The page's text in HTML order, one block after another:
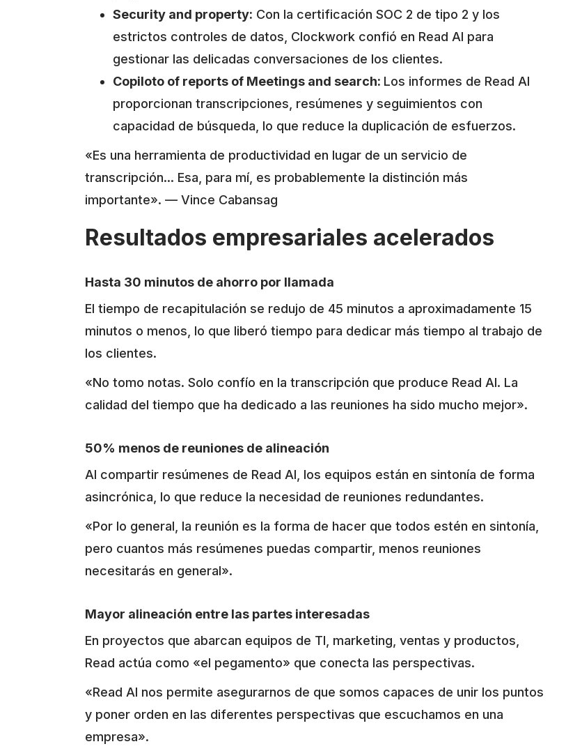
Security and property: Con la certificación SOC 2 de tipo 2 y los
estrictos controles de datos, Clockwork confió en Read AI para
gestionar las delicadas conversaciones de los clientes.
Copiloto of reports of Meetings and search: Los informes de Read AI
proporcionan transcripciones, resúmenes y seguimientos con
capacidad de búsqueda, lo que reduce la duplicación de esfuerzos.
«Es una herramienta de productividad en lugar de un servicio de
transcripción... Esa, para mí, es probablemente la distinción más
importante». — Vince Cabansag
Resultados empresariales acelerados
Hasta 30 minutos de ahorro por llamada
El tiempo de recapitulación se redujo de 45 minutos a aproximadamente 15
minutos o menos, lo que liberó tiempo para dedicar más tiempo al trabajo de
los clientes.
«No tomo notas. Solo confío en la transcripción que produce Read AI. La
calidad del tiempo que ha dedicado a las reuniones ha sido mucho mejor».
50% menos de reuniones de alineación
Al compartir resúmenes de Read AI, los equipos están en sintonía de forma
asincrónica, lo que reduce la necesidad de reuniones redundantes.
«Por lo general, la reunión es la forma de hacer que todos estén en sintonía,
pero cuantos más resúmenes puedas compartir, menos reuniones
necesitarás en general».
Mayor alineación entre las partes interesadas
En proyectos que abarcan equipos de TI, marketing, ventas y productos,
Read actúa como «el pegamento» que conecta las perspectivas.
«Read AI nos permite asegurarnos de que somos capaces de unir los puntos
y poner orden en las diferentes perspectivas que escuchamos en una
empresa».